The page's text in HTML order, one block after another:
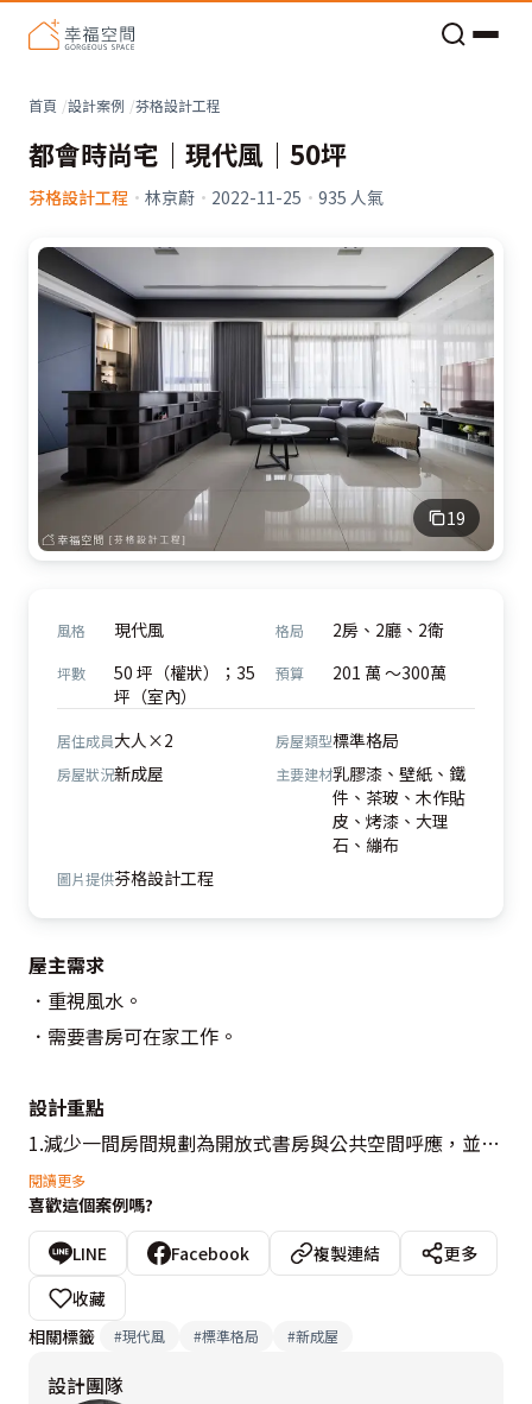
首頁 設計案例 芬格設計工程
都會時尚宅｜現代風｜50坪
芬格設計工程 · 林京蔚 · 2022-11-25 · 935 人氣
19
風格 現代風 格局 2房、2廳、2衛
坪數
50 坪（權狀）；35
坪（室內）
預算 201 萬 ～300萬
居住成員大人×2 房屋類型標準格局
房屋狀況新成屋 主要建材乳膠漆、壁紙、鐵
件、茶玻、木作貼
皮、烤漆、大理
石、繃布
圖片提供芬格設計工程
屋主需求
．重視風水。
．需要書房可在家工作。
設計重點
1.減少一間房間規劃為開放式書房與公共空間呼應，並利
用造型隔屏打造空間主題。
2. 天花利用燈光及油漆造型打造時尚氛圍。
3.造型隔屏設計兼顧隔間功能及美觀，配合生活，化身成
為家中的裝置藝術品。
4.利用燈光玻璃營造氣氛展示屋主的收藏擺飾，創造出專
5. 功能取向，利用繃布、油漆妝點屋主喜愛的藍色系，
閱讀更多
喜歡這個案例嗎?
LINE Facebook 複製連結
更多
收藏
相關標籤
#現代風 #標準格局 #新成屋
設計團隊